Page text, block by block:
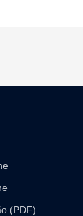
(PDF)